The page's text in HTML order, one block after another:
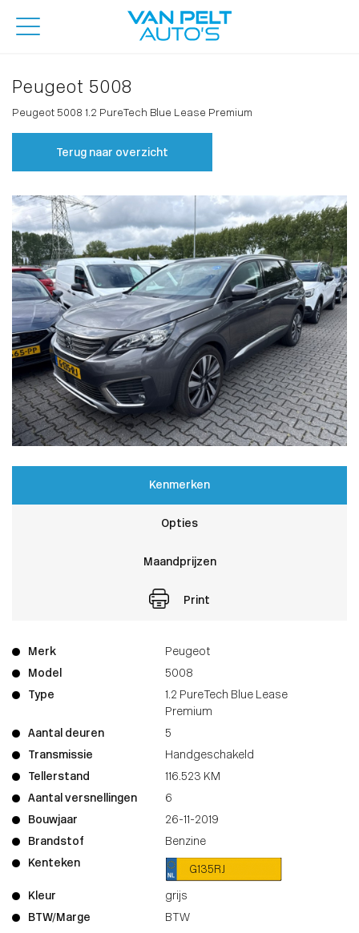
Peugeot 5008
Peugeot 5008 1.2 PureTech Blue Lease Premium
Terug naar overzicht
Kenmerken
Opties
Maandprijzen
Print
Merk
Peugeot
Model
5008
Type
1.2 PureTech Blue Lease
Premium
Aantal deuren
5
Transmissie
Handgeschakeld
Tellerstand
116.523 KM
Aantal versnellingen
6
Bouwjaar
26-11-2019
Brandstof
Benzine
Kenteken
G135RJ
Kleur
grijs
BTW/Marge
BTW